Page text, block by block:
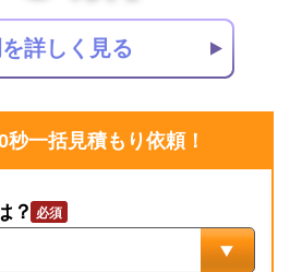
秒一括見積もり依頼！
？
詳しく見る